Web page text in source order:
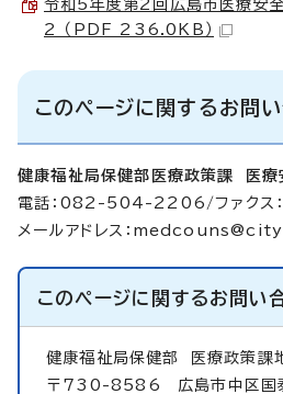
令和5年度第2回広島市医療安
2 （PDF 236.0KB）
このページに関するお問
健康福祉局保健部医療政策課 医療
電話：082-504-2206/ファク
メールアドレス：
このページに関するお問い
健康福祉局保健部
医療政策課
〒730-8586 広島市中区国